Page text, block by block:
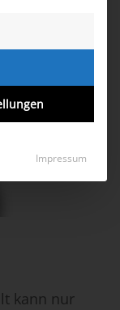
kann nur
Impressum